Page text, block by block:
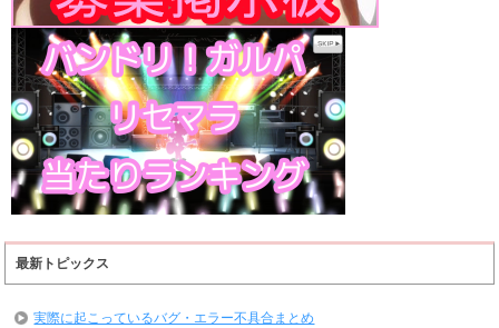
最新トピックス
実際に起こっているバグ・エラー不具合まとめ